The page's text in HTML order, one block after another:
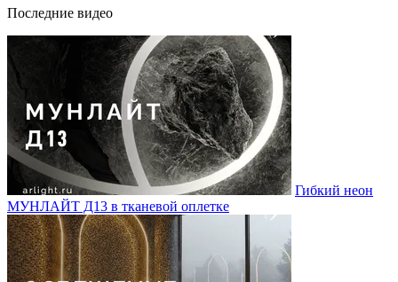
Последние видео
Гибкий неон
МУНЛАЙТ Д13 в тканевой оплетке